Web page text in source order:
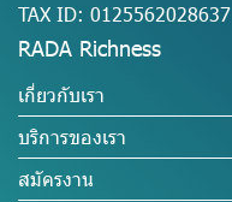
TAX ID: 0125562028637
RADA Richness
เกี่ยวกับเรา
บริการของเรา
สมัครงาน